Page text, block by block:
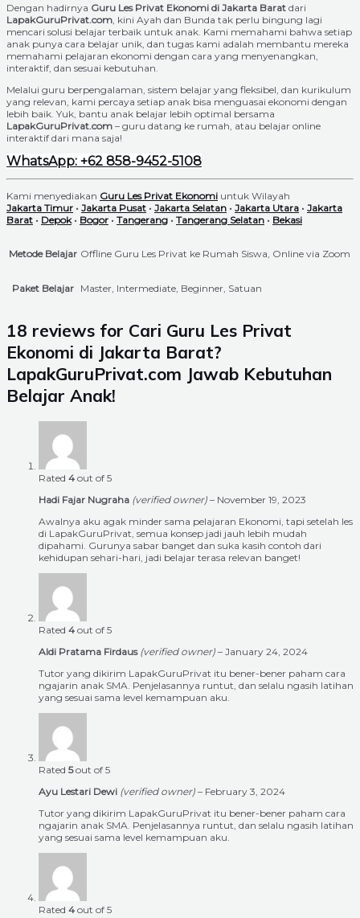
Dengan hadirnya Guru Les Privat Ekonomi di Jakarta Barat dari
LapakGuruPrivat.com , kini Ayah dan Bunda tak perlu bingung lagi
mencari solusi belajar terbaik untuk anak. Kami memahami bahwa setiap
anak punya cara belajar unik, dan tugas kami adalah membantu mereka
memahami pelajaran ekonomi dengan cara yang menyenangkan,
interaktif, dan sesuai kebutuhan.
Melalui guru berpengalaman, sistem belajar yang fleksibel, dan kurikulum
yang relevan, kami percaya setiap anak bisa menguasai ekonomi dengan
lebih baik. Yuk, bantu anak belajar lebih optimal bersama
LapakGuruPrivat.com – guru datang ke rumah, atau belajar online
interaktif dari mana saja!
WhatsApp: +62 858-9452-5108
Kami menyediakan Guru Les Privat Ekonomi untuk Wilayah
Jakarta Timur • Jakarta Pusat • Jakarta Selatan • Jakarta Utara • Jakarta
Barat • Depok• Bogor • Tangerang • Tangerang Selatan • Bekasi
Metode Belajar Offline Guru Les Privat ke Rumah Siswa, Online via Zoom
Paket Belajar Master, Intermediate, Beginner, Satuan
18 reviews for Cari Guru Les Privat
Ekonomi di Jakarta Barat?
LapakGuruPrivat.com Jawab Kebutuhan
Belajar Anak!
Rated 4 out of 5
Hadi Fajar Nugraha (verified owner) – November 19, 2023
Awalnya aku agak minder sama pelajaran Ekonomi, tapi setelah les
di LapakGuruPrivat, semua konsep jadi jauh lebih mudah
dipahami. Gurunya sabar banget dan suka kasih contoh dari
kehidupan sehari-hari, jadi belajar terasa relevan banget!
Rated 4 out of 5
Aldi Pratama Firdaus (verified owner) – January 24, 2024
Tutor yang dikirim LapakGuruPrivat itu bener-bener paham cara
ngajarin anak SMA. Penjelasannya runtut, dan selalu ngasih latihan
yang sesuai sama level kemampuan aku.
Rated 5out of 5
Ayu Lestari Dewi (verified owner) – February 3, 2024
Tutor yang dikirim LapakGuruPrivat itu bener-bener paham cara
ngajarin anak SMA. Penjelasannya runtut, dan selalu ngasih latihan
yang sesuai sama level kemampuan aku.
Rated 4 out of 5